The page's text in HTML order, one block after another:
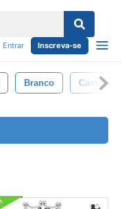
Entrar Inscreva-se
Branco Castanho